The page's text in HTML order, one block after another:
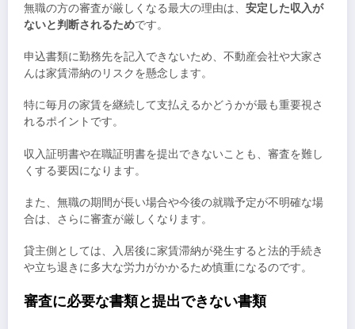
無職の方の審査が厳しくなる最大の理由は、 安定した収入が
ないと判断されるためです。
申込書類に勤務先を記入できないため、不動産会社や大家さ
んは家賃滞納のリスクを懸念します。
特に毎月の家賃を継続して支払えるかどうかが最も重要視さ
れるポイントです。
収入証明書や在職証明書を提出できないことも、審査を難し
くする要因になります。
また、無職の期間が長い場合や今後の就職予定が不明確な場
合は、さらに審査が厳しくなります。
貸主側としては、入居後に家賃滞納が発生すると法的手続き
や立ち退きに多大な労力がかかるため慎重になるのです。
審査に必要な書類と提出できない書類